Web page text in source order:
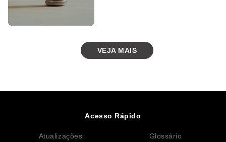
VEJA MAIS
Acesso Rápido
Atualizações
Glossário